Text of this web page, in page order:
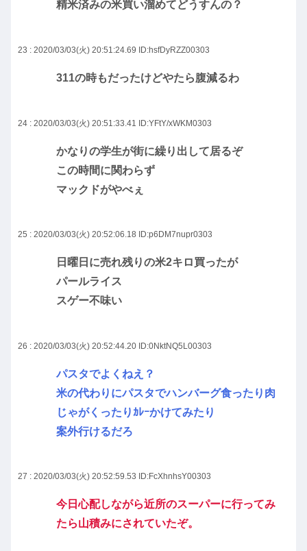
精米済みの米買い溜めてどうすんの？
23 : 2020/03/03(火) 20:51:24.69 ID:hsfDyRZZ00303
311の時もだったけどやたら腹減るわ
24 : 2020/03/03(火) 20:51:33.41 ID:YFtY/xWKM0303
かなりの学生が街に繰り出して居るぞ
この時間に関わらず
マックドがやべぇ
25 : 2020/03/03(火) 20:52:06.18 ID:p6DM7nupr0303
日曜日に売れ残りの米2キロ買ったが
パールライス
スゲー不味い
26 : 2020/03/03(火) 20:52:44.20 ID:0NktNQ5L00303
パスタでよくねえ？
米の代わりにパスタでハンバーグ食ったり肉
じゃがくったりｶﾚｰかけてみたり
案外行けるだろ
27 : 2020/03/03(火) 20:52:59.53 ID:FcXhnhsY00303
今日心配しながら近所のスーパーに行ってみ
たら山積みにされていたぞ。